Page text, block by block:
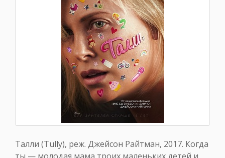
Талли (Tully), реж. Джейсон Райтман, 2017. Когда